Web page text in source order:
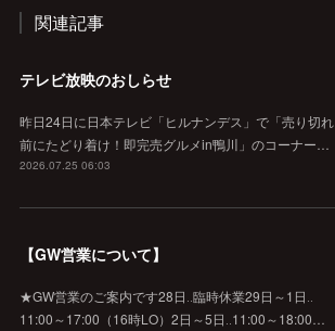
関連記事
テレビ放映のおしらせ
昨日24日に日本テレビ「ヒルナンデス」で「売り切れ
前にたどり着け！即完売グルメin鴨川」のコーナー…
2026.07.25 06:03
【GW営業について】
★GW営業のご案内です28日‥臨時休業29日～1日‥
11:00～17:00（16時LO）2日～5日‥11:00～18:00…